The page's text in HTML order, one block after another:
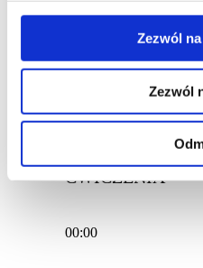
Zezwól
Zezwól
CZAS NA
ĆWICZENIA
00:00